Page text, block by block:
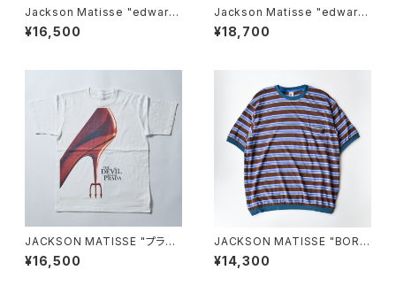
Jackson Matisse "edward
SCISSORHANDS Face Te
e"
¥16,500
Jackson Matisse "edward
SCISSORHANDS Longslee
ve Tee"
¥18,700
JACKSON MATISSE "プラダ
を着た悪魔 POSTER Tee"
¥16,500
JACKSON MATISSE "BORD
ER Tee"
¥14,300